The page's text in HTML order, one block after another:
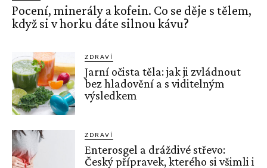
Pocení, minerály a kofein. Co se děje s tělem,
když si v horku dáte silnou kávu?
ZDRAVÍ
Jarní očista těla: jak ji zvládnout
bez hladovění a s viditelným
výsledkem
ZDRAVÍ
Enterosgel a dráždivé střevo:
Český přípravek, kterého si všimli i